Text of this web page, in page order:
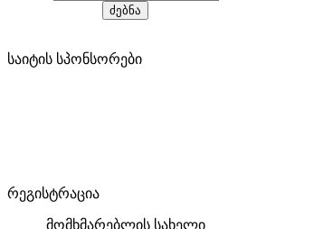
საიტის სპონსორები
რეგისტრაცია
მომხმარებლის სახელი